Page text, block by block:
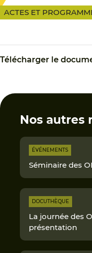
ACTES ET
Télécharger le
Nos autres
ÉVÉNEMENTS
Séminaire des
DOCUTHÈQUE
La journée des
présentation